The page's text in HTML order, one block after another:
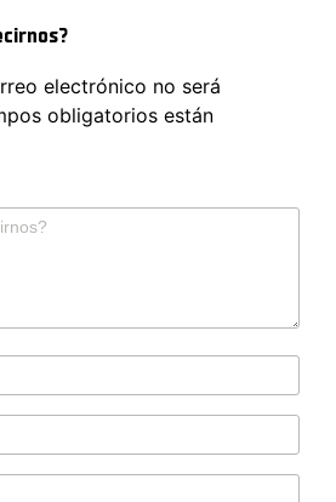
electrónico no será
obligatorios están